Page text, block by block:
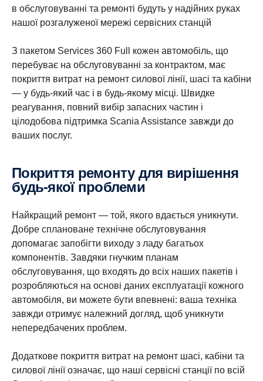
в обслуговуванні та ремонті будуть у надійних руках
нашої розгалуженої мережі сервісних станцій
З пакетом Services 360 Full кожен автомобіль, що
перебуває на обслуговуванні за контрактом, має
покриття витрат на ремонт силової лінії, шасі та кабіни
— у будь-який час і в будь-якому місці. Швидке
реагування, повний вибір запасних частин і
цілодобова підтримка Scania Assistance завжди до
ваших послуг.
Покриття ремонту для вирішення
будь-якої проблеми
Найкращий ремонт — той, якого вдається уникнути.
Добре сплановане технічне обслуговування
допомагає запобігти виходу з ладу багатьох
компонентів. Завдяки гнучким планам
обслуговування, що входять до всіх наших пакетів і
розробляються на основі даних експлуатації кожного
автомобіля, ви можете бути впевнені: ваша техніка
завжди отримує належний догляд, щоб уникнути
непередбачених проблем.
Додаткове покриття витрат на ремонт шасі, кабіни та
силової лінії означає, що наші сервісні станції по всій